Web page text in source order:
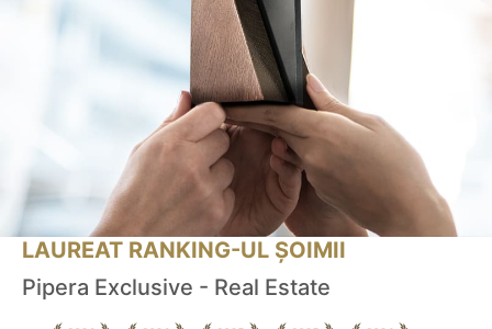
LAUREAT RANKING-UL ȘOIMII
Pipera Exclusive - Real Estate